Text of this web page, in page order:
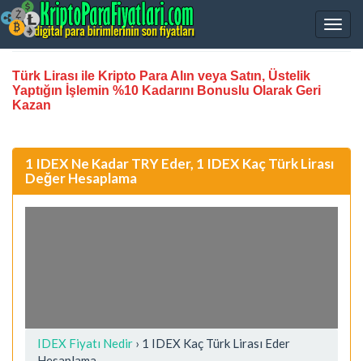
Türk Lirası ile Kripto Para Alın veya Satın, Üstelik
Yaptığın İşlemin %10 Kadarını Bonuslu Olarak Geri
Kazan
1 IDEX Ne Kadar TRY Eder, 1 IDEX Kaç Türk Lirası
Değer Hesaplama
IDEX Fiyatı Nedir › 1 IDEX Kaç Türk Lirası Eder